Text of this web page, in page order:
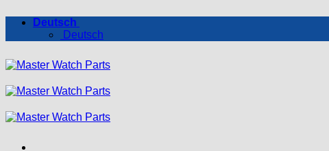
Inhalt
Deutsch
Deutsch